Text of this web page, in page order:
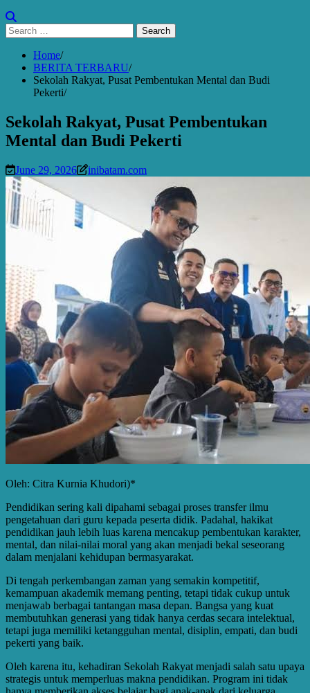
Search
for:
Home
BERITA TERBARU
Sekolah Rakyat, Pusat Pembentukan Mental dan Budi
Pekerti
Sekolah Rakyat, Pusat Pembentukan
Mental dan Budi Pekerti
June 29, 2026 inibatam.com
Oleh: Citra Kurnia Khudori)*
Pendidikan sering kali dipahami sebagai proses transfer ilmu
pengetahuan dari guru kepada peserta didik. Padahal, hakikat
pendidikan jauh lebih luas karena mencakup pembentukan karakter,
mental, dan nilai-nilai moral yang akan menjadi bekal seseorang
dalam menjalani kehidupan bermasyarakat.
Di tengah perkembangan zaman yang semakin kompetitif,
kemampuan akademik memang penting, tetapi tidak cukup untuk
menjawab berbagai tantangan masa depan. Bangsa yang kuat
membutuhkan generasi yang tidak hanya cerdas secara intelektual,
tetapi juga memiliki ketangguhan mental, disiplin, empati, dan budi
pekerti yang baik.
Oleh karena itu, kehadiran Sekolah Rakyat menjadi salah satu upaya
strategis untuk memperluas makna pendidikan. Program ini tidak